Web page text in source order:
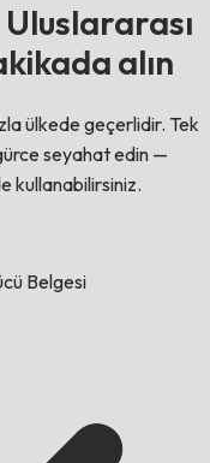
alın
ülkede geçerlidir. Tek
seyahat edin —
kullanabilirsiniz.
Belgesi